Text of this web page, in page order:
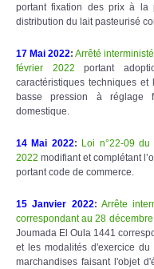
portant fixation des prix à la
distribution du lait pasteurisé
17 Mai 2022: Arrêté
février 2022 portant
caractéristiques techniques
basse pression à réglage
domestique.
14 Mai 2022: Loi n°22-09
2022 modifiant et complétant
portant code de commerce.
15 Janvier 2022: Arrête
correspondant au 28 décembre
Joumada El Oula 1441
et les modalités d'exercice
marchandises faisant l'objet